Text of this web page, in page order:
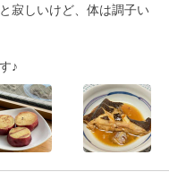
寂しいけど、体は調子い
♪